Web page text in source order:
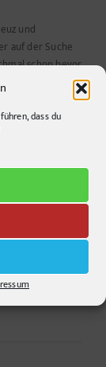
dass du
und
auf der Suche
schon bevor
Landwirtschaft nach